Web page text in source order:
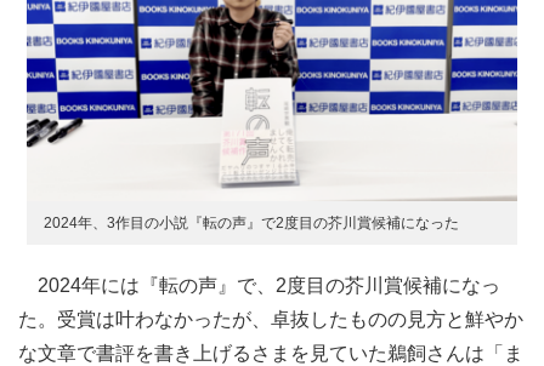
2024年、3作目の小説『転の声』で2度目の芥川賞候補になった
2024年には『転の声』で、2度目の芥川賞候補になっ
た。受賞は叶わなかったが、卓抜したものの見方と鮮やか
な文章で書評を書き上げるさまを見ていた鵜飼さんは「ま